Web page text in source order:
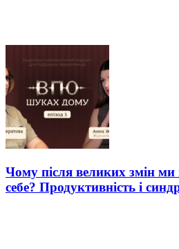
Чому після великих змін ми
себе? Продуктивність і